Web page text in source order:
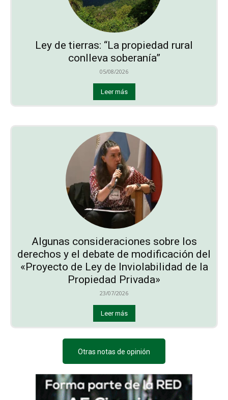
Ley de tierras: “La propiedad rural
conlleva soberanía”
05/08/2026
Leer más
Algunas consideraciones sobre los
derechos y el debate de modificación del
«Proyecto de Ley de Inviolabilidad de la
Propiedad Privada»
23/07/2026
Leer más
Otras notas de opinión